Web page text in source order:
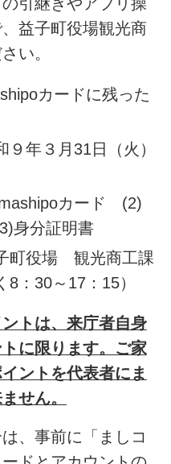
引継ぎやアプリ操
益子町役場観光商
い。
カードに残った
３月31日（火）
カード (2)
身分証明書
役場 観光商工課
：30～17：15）
トは、来庁者自身
に限ります。ご家
ントを代表者にま
せん。
、事前に「ましコ